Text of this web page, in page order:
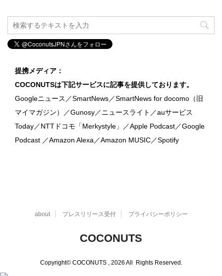
提携メディア：
COCONUTSは下記サービスに記事を提供しております。
Googleニュース／SmartNews／SmartNews for docomo（旧
マイマガジン）／Gunosy／ニュースライト／auサービス
Today／NTTドコモ「Merkystyle」／Apple Podcast／Google
Podcast ／Amazon Alexa／Amazon MUSIC／Spotify
about プレスリリース受付 プライバシーポリシー
COCONUTS
Copyright© COCONUTS , 2026 All Rights Reserved.